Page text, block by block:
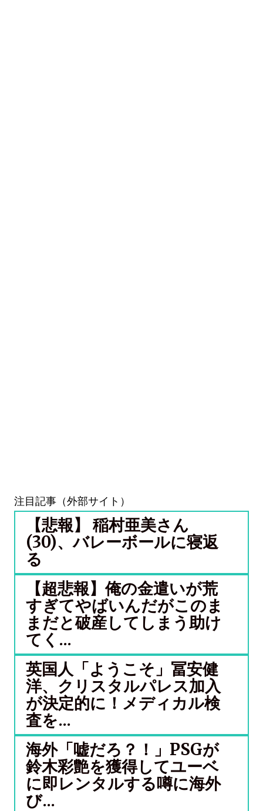
注目記事（外部サイト）
【悲報】 稲村亜美さん
(30)、バレーボールに寝返
る
【超悲報】俺の金遣いが荒
すぎてやばいんだがこのま
まだと破産してしまう助け
てく...
英国人「ようこそ」冨安健
洋、クリスタルパレス加入
が決定的に！メディカル検
査を...
海外「嘘だろ？！」PSGが
鈴木彩艶を獲得してユーベ
に即レンタルする噂に海外
び...